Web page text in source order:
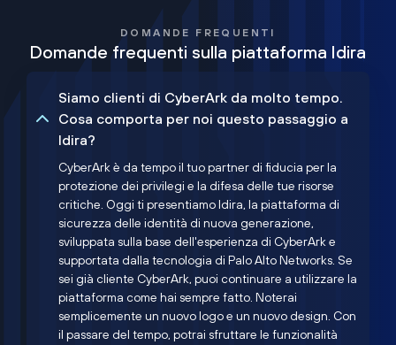
DOMANDE FREQUENTI
Domande frequenti sulla piattaforma Idira
Siamo clienti di CyberArk da molto tempo.
Cosa comporta per noi questo passaggio a
Idira?
CyberArk è da tempo il tuo partner di fiducia per la
protezione dei privilegi e la difesa delle tue risorse
critiche. Oggi ti presentiamo Idira, la piattaforma di
sicurezza delle identità di nuova generazione,
sviluppata sulla base dell'esperienza di CyberArk e
supportata dalla tecnologia di Palo Alto Networks. Se
sei già cliente CyberArk, puoi continuare a utilizzare la
piattaforma come hai sempre fatto. Noterai
semplicemente un nuovo logo e un nuovo design. Con
il passare del tempo, potrai sfruttare le funzionalità